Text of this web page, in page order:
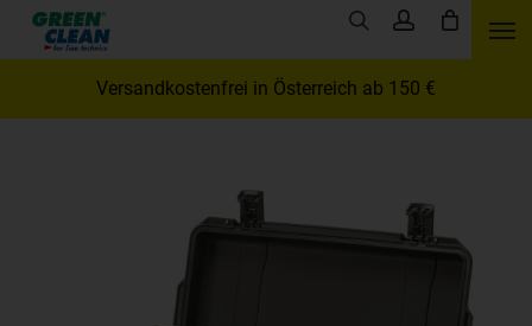
Versandkostenfrei in Österreich ab 150 €
Skip
search account